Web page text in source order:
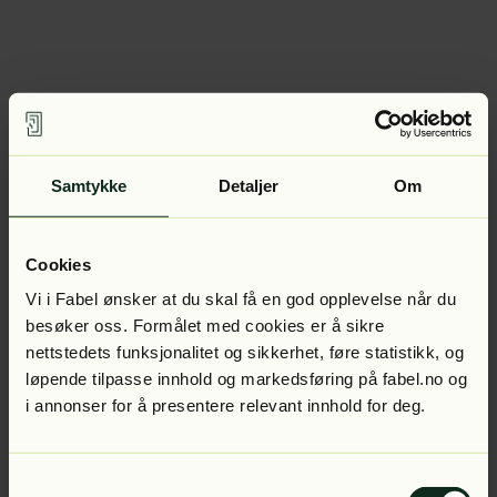
Samtykke Detaljer Om
Cookies
Vi i Fabel ønsker at du skal få en god opplevelse når du
besøker oss. Formålet med cookies er å sikre
nettstedets funksjonalitet og sikkerhet, føre statistikk, og
løpende tilpasse innhold og markedsføring på fabel.no og
i annonser for å presentere relevant innhold for deg.